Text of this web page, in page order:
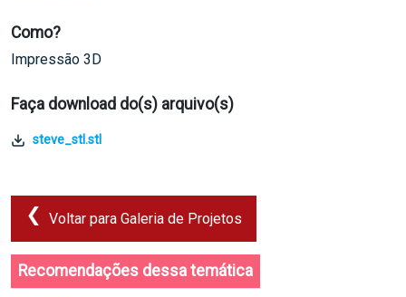
Como?
Impressão 3D
Faça download do(s) arquivo(s)
steve_stl.stl
Voltar para Galeria de Projetos
Recomendações dessa temática